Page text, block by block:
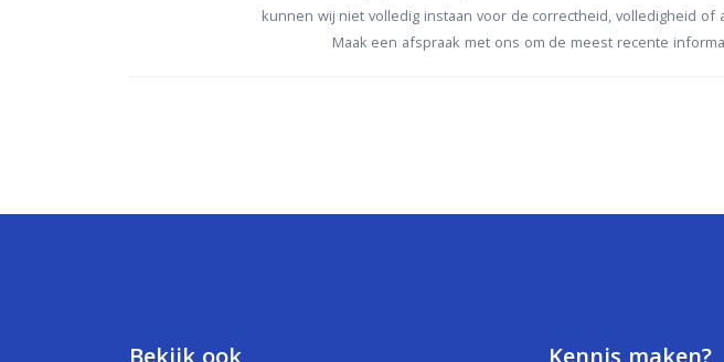
kunnen wij niet volledig instaan voor de correctheid, volledigheid of
Maak een afspraak met ons om de meest recente
Bekijk ook Kennis maken?